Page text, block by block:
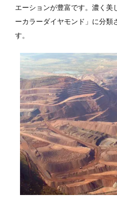
エーションが豊富です。濃く美
ーカラーダイヤモンド」に分類
す。